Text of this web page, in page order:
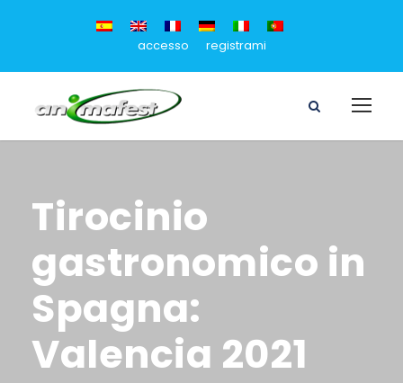
accesso registrami
Tirocinio
gastronomico in
Spagna:
Valencia 2021